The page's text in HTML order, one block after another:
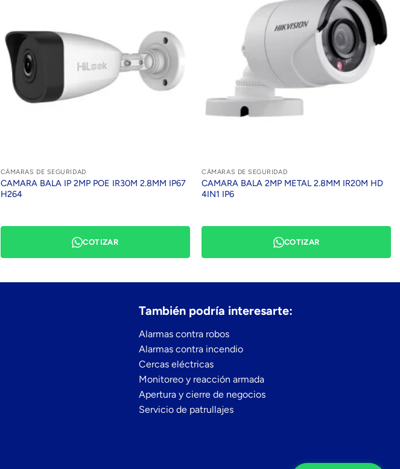
CÁMARAS DE SEGURIDAD
CAMARA BALA IP 2MP POE IR30M 2.8MM IP67
H264
COTIZAR
CÁMARAS DE SEGURIDAD
CAMARA BALA 2MP METAL 2.8MM IR20M HD
4IN1 IP6
COTIZAR
También podría interesarte:
Alarmas contra robos
Alarmas contra incendio
Cercas eléctricas
Monitoreo y reacción armada
Apertura y cierre de negocios
Servicio de patrullajes